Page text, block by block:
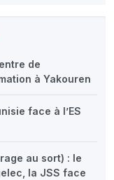
de
à Yakouren
face à l’ES
au sort) : le
la JSS face